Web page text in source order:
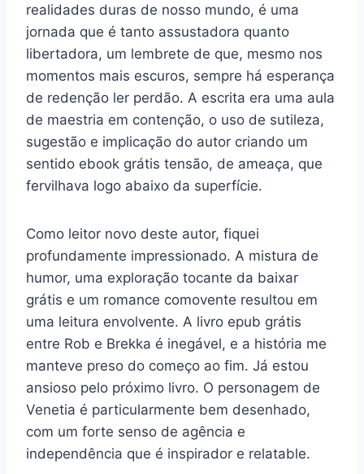
realidades duras de nosso mundo, é uma
jornada que é tanto assustadora quanto
libertadora, um lembrete de que, mesmo nos
momentos mais escuros, sempre há esperança
de redenção ler perdão. A escrita era uma aula
de maestria em contenção, o uso de sutileza,
sugestão e implicação do autor criando um
sentido ebook grátis tensão, de ameaça, que
fervilhava logo abaixo da superfície.
Como leitor novo deste autor, fiquei
profundamente impressionado. A mistura de
humor, uma exploração tocante da baixar
grátis e um romance comovente resultou em
uma leitura envolvente. A livro epub grátis
entre Rob e Brekka é inegável, e a história me
manteve preso do começo ao fim. Já estou
ansioso pelo próximo livro. O personagem de
Venetia é particularmente bem desenhado,
com um forte senso de agência e
independência que é inspirador e relatable.